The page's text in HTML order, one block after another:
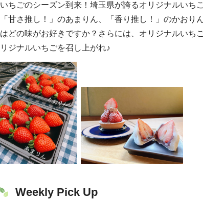
いちごのシーズン到来！埼玉県が誇るオリジナルいち
「甘さ推し！」のあまりん、「香り推し！」のかお
はどの味がお好きですか？さらには、オリジナルいち
リジナルいちごを召し上がれ♪
Weekly Pick Up